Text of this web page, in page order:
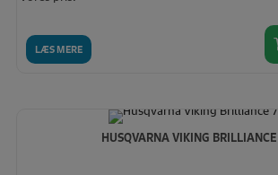
LÆS MERE
HUSQVARNA VIKING